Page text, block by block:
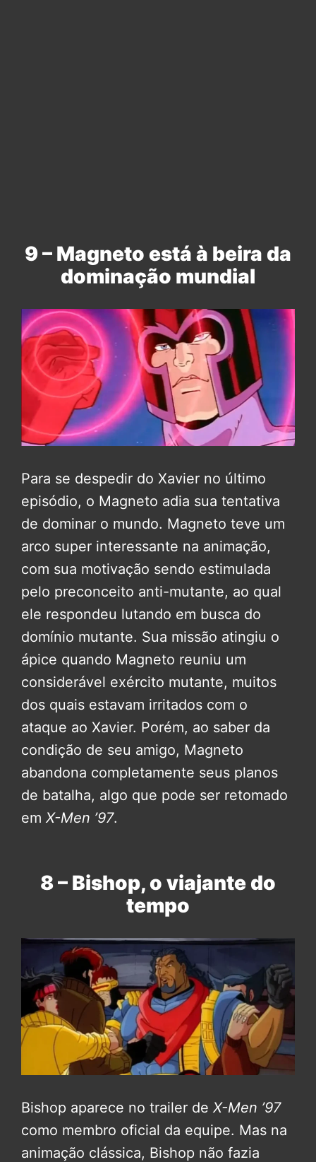
9 – Magneto está à beira da
dominação mundial
Para se despedir do Xavier no último
episódio, o Magneto adia sua tentativa
de dominar o mundo. Magneto teve um
arco super interessante na animação,
com sua motivação sendo estimulada
pelo preconceito anti-mutante, ao qual
ele respondeu lutando em busca do
domínio mutante. Sua missão atingiu o
ápice quando Magneto reuniu um
considerável exército mutante, muitos
dos quais estavam irritados com o
ataque ao Xavier. Porém, ao saber da
condição de seu amigo, Magneto
abandona completamente seus planos
de batalha, algo que pode ser retomado
em X-Men ’97.
8 – Bishop, o viajante do
tempo
Bishop aparece no trailer de X-Men ’97
como membro oficial da equipe. Mas na
animação clássica, Bishop não fazia